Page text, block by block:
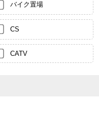
バイク置場
CS
CATV